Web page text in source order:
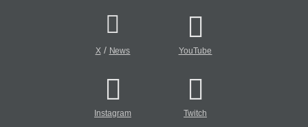
X/ News YouTube
Instagram Twitch